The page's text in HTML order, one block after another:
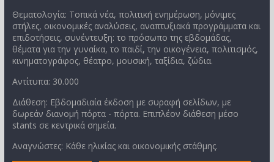
Θεματολογία: Τοπικά νέα, πολιτική ενημέρωση, μόνιμες
στήλες, οικονομικές αναλύσεις, αναπτυξιακά προγράμματα και
επιδοτήσεις, συνέντευξη: το πρόσωπο της εβδομάδας,
θέματα για την γυναίκα, το παιδί, την οικογένεια, πολιτισμός,
κινηματογράφος, θέατρο, μουσική, ταξίδια, ζώδια.
Αντίτυπα: 30.000
Διάθεση: Εβδομαδιαία έκδοση με συραφή σελίδων, με
δωρεάν διανομή πόρτα - πόρτα. Επιπλέον διάθεση μέσο
stants σε κεντρικά σημεία.
Αναγνώστες: Κάθε ηλικίας και οικονομικής στάθμης.